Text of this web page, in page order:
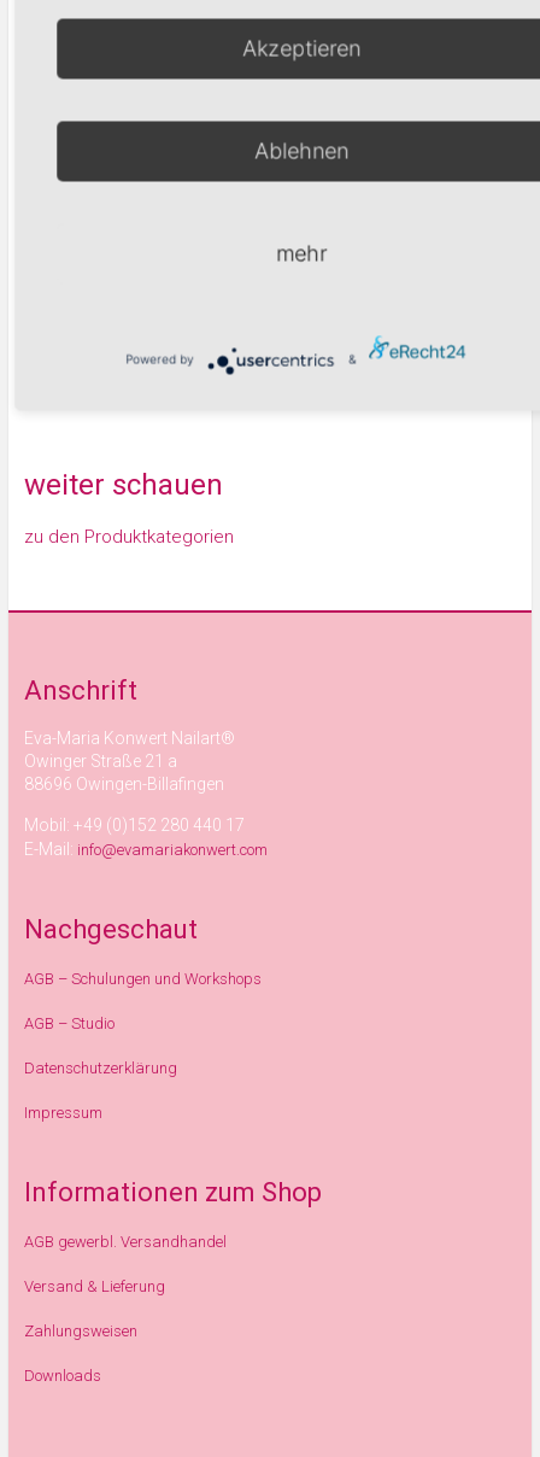
Produktsuche
weiter schauen
zu den Produktkategorien
Anschrift
Eva-Maria Konwert Nailart®
Owinger Straße 21 a
88696 Owingen-Billafingen
Mobil: +49 (0)152 280 440 17
E-Mail: info@evamariakonwert.com
Nachgeschaut
AGB – Schulungen und Workshops
AGB – Studio
Datenschutzerklärung
Impressum
Informationen zum Shop
AGB gewerbl. Versandhandel
Versand & Lieferung
Zahlungsweisen
Downloads
Akzeptieren
Ablehnen
mehr
Powered by &